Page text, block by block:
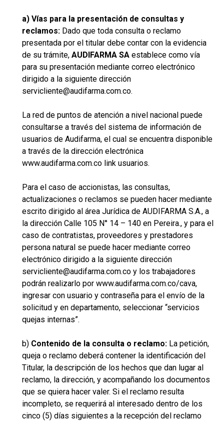
a) Vías para la presentación de consultas y
reclamos: Dado que toda consulta o reclamo
presentada por el titular debe contar con la evidencia
de su trámite, AUDIFARMA SA establece como vía
para su presentación mediante correo electrónico
dirigido a la siguiente dirección
servicliente@audifarma.com.co.
La red de puntos de atención a nivel nacional puede
consultarse a través del sistema de información de
usuarios de Audifarma, el cual se encuentra disponible
a través de la dirección electrónica
www.audifarma.com.co link usuarios.
Para el caso de accionistas, las consultas,
actualizaciones o reclamos se pueden hacer mediante
escrito dirigido al área Jurídica de AUDIFARMA S.A., a
la dirección Calle 105 N° 14 – 140 en Pereira., y para el
caso de contratistas, proveedores y prestadores
persona natural se puede hacer mediante correo
electrónico dirigido a la siguiente dirección
servicliente@audifarma.com.co y los trabajadores
podrán realizarlo por www.audifarma.com.co/cava,
ingresar con usuario y contraseña para el envío de la
solicitud y en departamento, seleccionar “servicios
quejas internas”.
b) Contenido de la consulta o reclamo: La petición,
queja o reclamo deberá contener la identificación del
Titular, la descripción de los hechos que dan lugar al
reclamo, la dirección, y acompañando los documentos
que se quiera hacer valer. Si el reclamo resulta
incompleto, se requerirá al interesado dentro de los
cinco (5) días siguientes a la recepción del reclamo